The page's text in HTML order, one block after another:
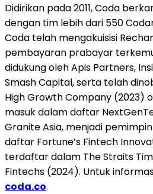
Didirikan pada 2011, Coda
dengan tim lebih dari 550
Coda telah mengakuisisi
pembayaran prabayar
didukung oleh Apis Partners,
Smash Capital, serta telah
High Growth Company (2023)
masuk dalam daftar
Granite Asia, menjadi
daftar Fortune’s Fintech
terdaftar dalam The Straits
Fintechs (2024). Untuk
coda.co.